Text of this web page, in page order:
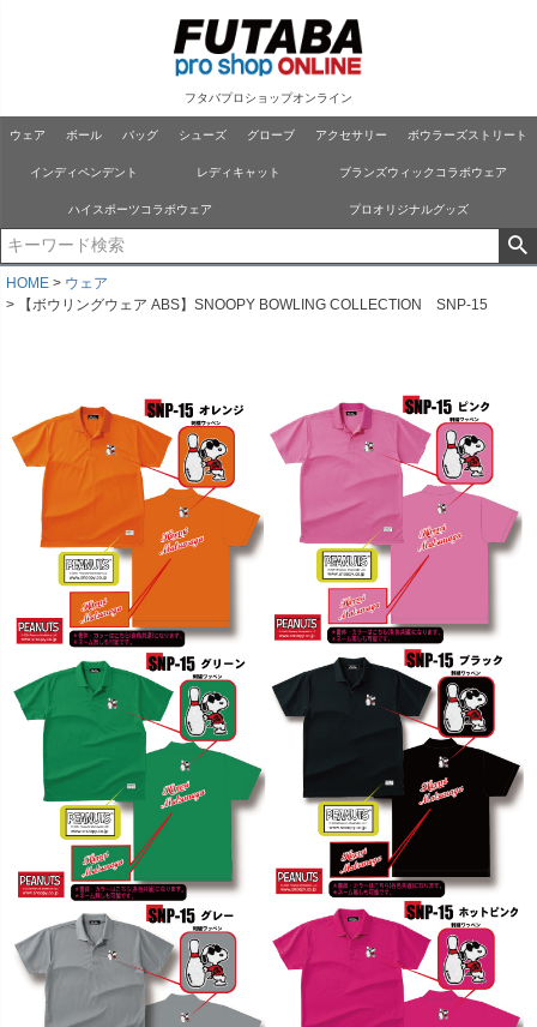
フタバプロショップオンライン
ウェア ボール バッグ シューズ グローブ アクセサリー ボウラーズストリート
インディペンデント レディキャット ブランズウィックコラボウェア
ハイスポーツコラボウェア プロオリジナルグッズ
HOME
ウェア
【ボウリングウェア ABS】SNOOPY BOWLING COLLECTION SNP-15